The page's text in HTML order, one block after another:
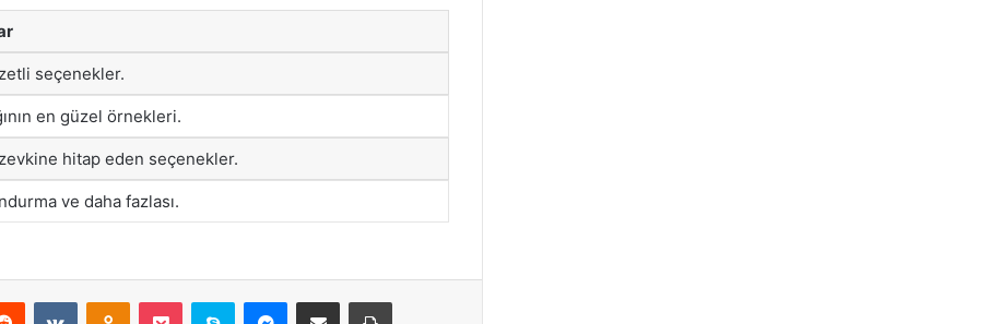
seçenekler.
en güzel örnekleri.
hitap eden seçenekler.
ve daha fazlası.
Reddit VKontakteOdnoklassniki
Pocket Skype Messenger
E-Posta ile paylaş Yazdır